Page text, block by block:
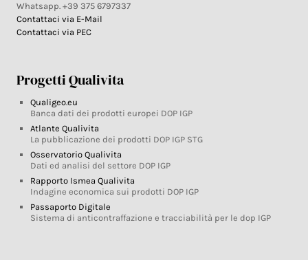
Whatsapp. +39 375 6797337
Contattaci via E-Mail
Contattaci via PEC
Progetti Qualivita
Qualigeo.eu
Banca dati dei prodotti europei DOP IGP
Atlante Qualivita
La pubblicazione dei prodotti DOP IGP STG
Osservatorio Qualivita
Dati ed analisi del settore DOP IGP
Rapporto Ismea Qualivita
Indagine economica sui prodotti DOP IGP
Passaporto Digitale
Sistema di anticontraffazione e tracciabilità per le dop IGP